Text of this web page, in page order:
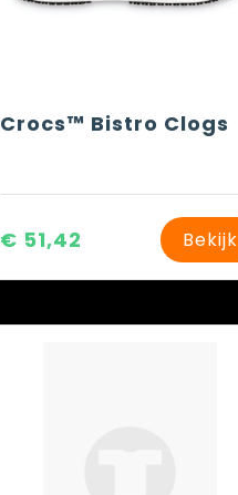
Crocs™ Bistro Clogs
€ 51,42 Bekijk